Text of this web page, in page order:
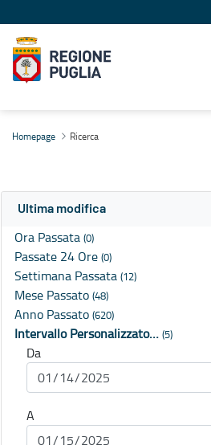
Homepage Ricerca
Ultima modifica
Ora Passata (0)
Passate 24 Ore (0)
Settimana Passata (12)
Mese Passato (48)
Anno Passato (620)
Intervallo Personalizzato… (5)
Da
A